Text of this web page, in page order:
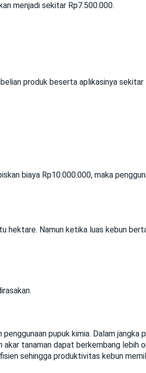
menjadi sekitar Rp7.500.000.
produk beserta aplikasinya sekitar
biaya Rp10.000.000, maka
Namun ketika luas kebun
pupuk kimia. Dalam jangka
tanaman dapat berkembang lebih
sehingga produktivitas kebun